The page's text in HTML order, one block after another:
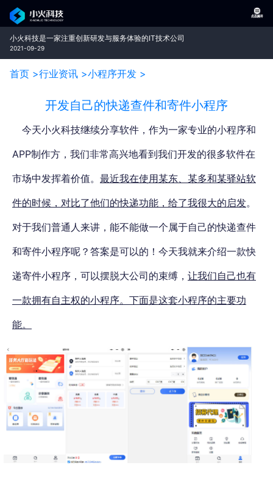
小火科技是一家注重创新研发与服务体验的IT技术公司
2021-09-29
首页 >行业资讯 >小程序开发 >
开发自己的快递查件和寄件小程序
今天小火科技继续分享软件，作为一家专业的小程序和
APP制作方，我们非常高兴地看到我们开发的很多软件在
市场中发挥着价值。 最近我在使用某东、某多和某驿站软
件的时候，对比了他们的快递功能，给了我很大的启发。
对于我们普通人来讲，能不能做一个属于自己的快递查件
和寄件小程序呢？答案是可以的！ 今天我就来介绍一款快
递寄件小程序，可以摆脱大公司的束缚， 让我们自己也有
一款拥有自主权的小程序。下面是这套小程序的主要功
能。